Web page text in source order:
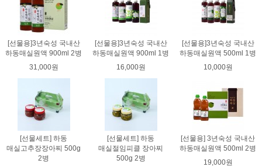
[선물용]3년숙성 국내산
하동매실원액 900ml 2병
31,000원
[선물용]3년숙성 국내산
하동매실원액 900ml 1병
16,000원
[선물용]3년숙성 국내산
하동매실원액 500ml 1병
10,000원
[선물세트] 하동
매실고추장장아찌 500g
2병
[선물세트] 하동
매실절임피클 장아찌
500g 2병
[선물용] 3년숙성 국내산
하동매실원액 500ml 2병
19,000원